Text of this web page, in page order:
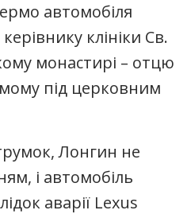
автомобіля
клініки Св.
монастирі – отцю
під церковним
Лонгин не
і автомобіль
аварії Lexus